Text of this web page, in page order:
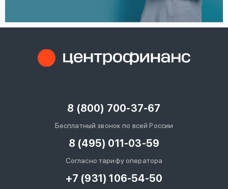
8 (800) 700-37-67
Бесплатный звонок по всей России
8 (495) 011-03-59
Согласно тарифу оператора
+7 (931) 106-54-50